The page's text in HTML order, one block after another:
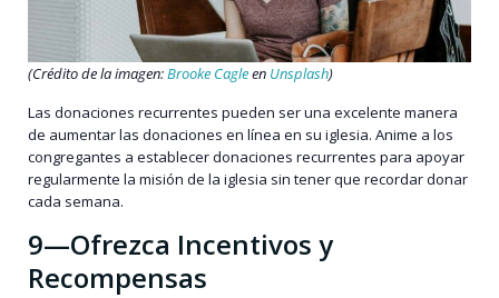
(Crédito de la imagen:Brooke Cagleen Unsplash)
Las donaciones recurrentes pueden ser una excelente manera
de aumentar las donaciones en línea en su iglesia. Anime a los
congregantes a establecer donaciones recurrentes para apoyar
regularmente la misión de la iglesia sin tener que recordar donar
cada semana.
9—Ofrezca Incentivos y
Recompensas